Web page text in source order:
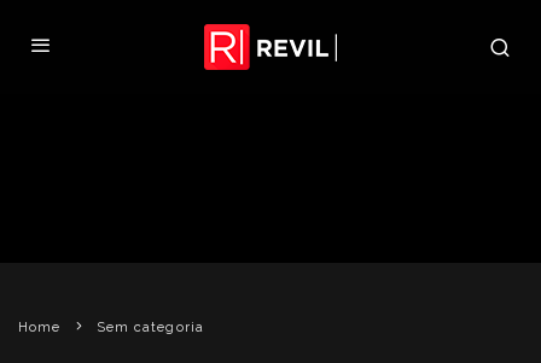
Home
Sem categoria